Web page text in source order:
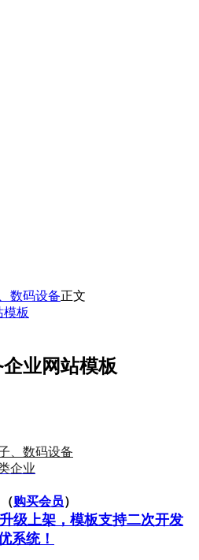
数码设备正文
模板
业网站模板
、数码设备
企业
购买会员）
级上架，模板支持二次开发
系统！